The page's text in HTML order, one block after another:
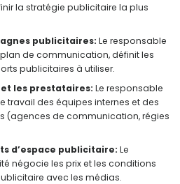
la stratégie publicitaire la plus
publicitaires: Le responsable
de communication, définit les
publicitaires à utiliser.
les prestataires: Le responsable
travail des équipes internes et des
(agences de communication, régies
d’espace publicitaire: Le
négocie les prix et les conditions
avec les médias.